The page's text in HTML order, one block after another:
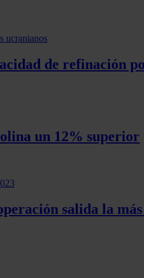
de refinación
un 12% superior
salida la más